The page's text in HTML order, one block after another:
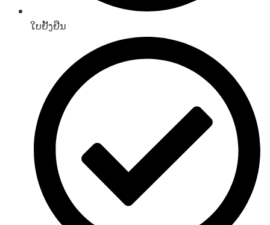
ໃບຢັ້ງຢືນ